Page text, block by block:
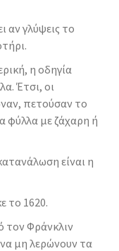
αν γλύψεις το
η οδηγία
Έτσι, οι
πετούσαν το
φύλλα με ζάχαρη ή
είναι η
το 1620.
Φράνκλιν
μη λερώνουν τα